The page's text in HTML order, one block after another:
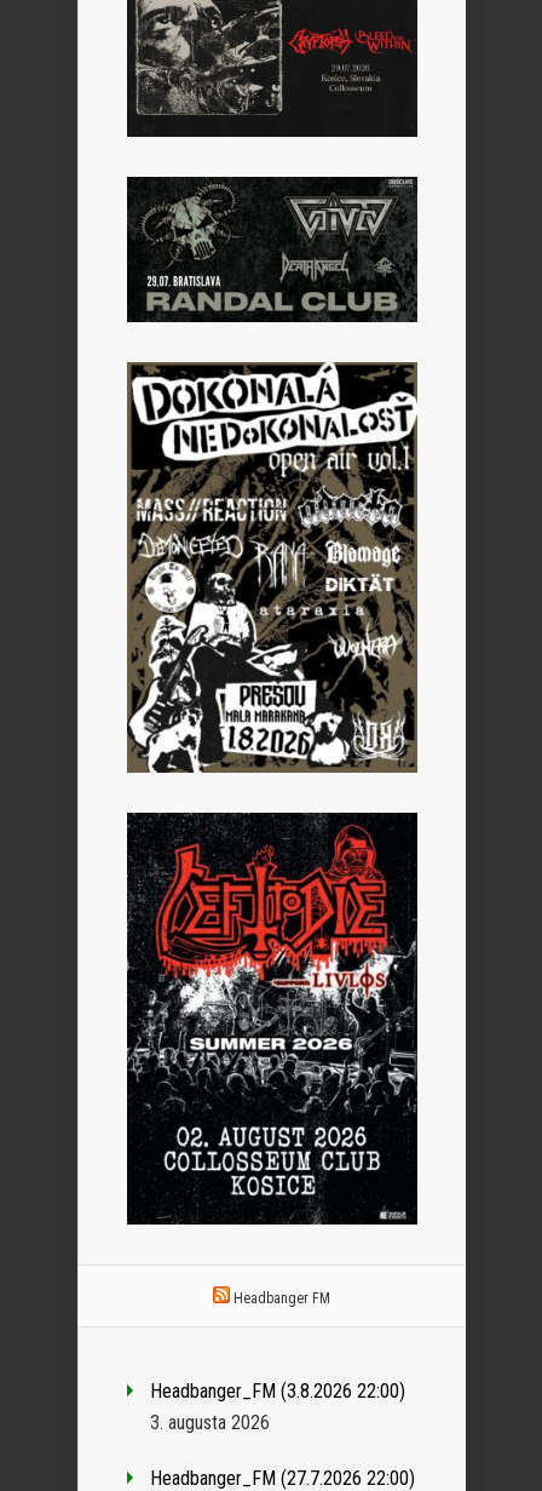
Headbanger FM
Headbanger_FM (3.8.2026 22:00)
3. augusta 2026
Headbanger_FM (27.7.2026 22:00)